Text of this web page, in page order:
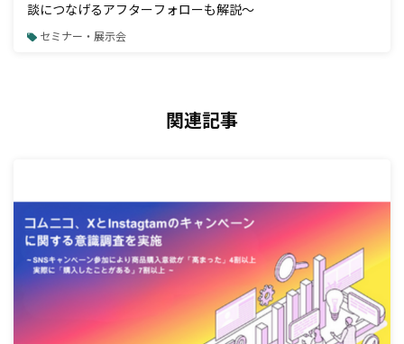
談につなげるアフターフォローも解説～
セミナー・展示会
関連記事